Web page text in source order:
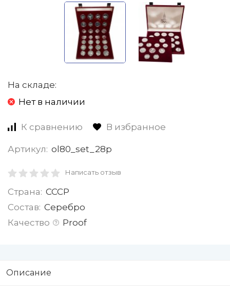
На складе:
Нет в наличии
К сравнению В избранное
Артикул: ol80_set_28p
Написать отзыв
Страна: СССР
Состав: Серебро
Качество
Proof
Описание